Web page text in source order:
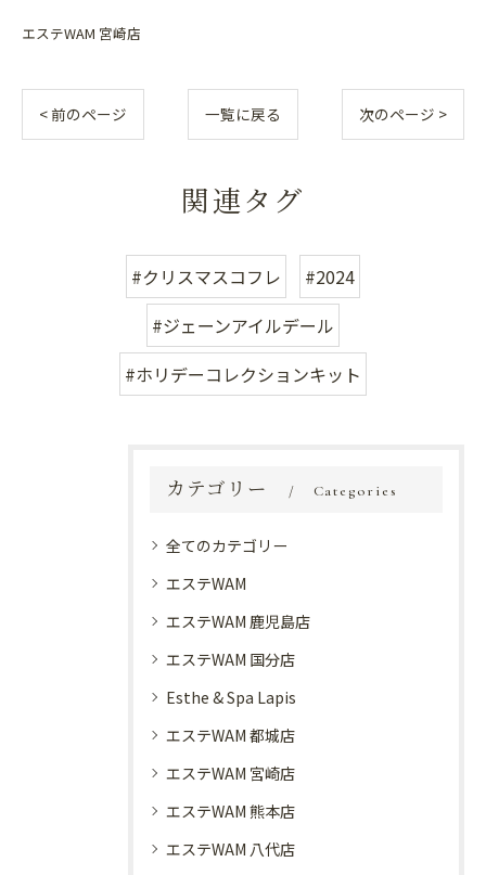
エステWAM 宮崎店
< 前のページ 一覧に戻る 次のページ >
関連タグ
#クリスマスコフレ
#2024
#ジェーンアイルデール
#ホリデーコレクションキット
カテゴリー Categories
全てのカテゴリー
エステWAM
エステWAM 鹿児島店
エステWAM 国分店
Esthe & Spa Lapis
エステWAM 都城店
エステWAM 宮崎店
エステWAM 熊本店
エステWAM 八代店